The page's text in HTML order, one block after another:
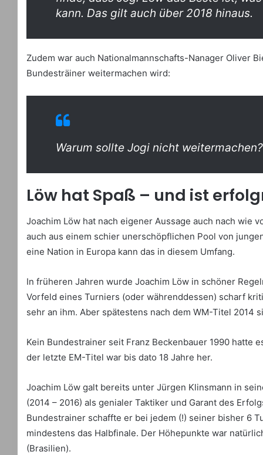
kann. Das gilt auch über 2018 hinaus.
Zudem war auch Nationalmannschafts-Nanager Oliver
Bundesträiner weitermachen wird:
Warum sollte Jogi nicht weitermachen?
Löw hat Spaß – und ist
Joachim Löw hat nach eigener Aussage auch nach wie
auch aus einem schier unerschöpflichen Pool von
eine Nation in Europa kann das in diesem Umfang.
In früheren Jahren wurde Joachim Löw in schöner
Vorfeld eines Turniers (oder währenddessen) scharf
sehr an ihm. Aber spätestens nach dem WM-Titel 2014
Kein Bundestrainer seit Franz Beckenbauer 1990 hatte
der letzte EM-Titel war bis dato 18 Jahre her.
Joachim Löw galt bereits unter Jürgen Klinsmann in
(2014 – 2016) als genialer Taktiker und Garant des
Bundestrainer schaffte er bei jedem (!) seiner bisher 6
mindestens das Halbfinale. Der Höhepunkte war
(Brasilien).